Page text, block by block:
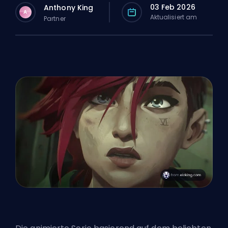
A Anthony King
Partner
03 Feb 2026
Aktualisiert am